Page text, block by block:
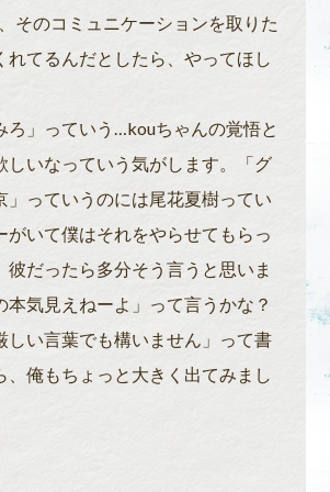
そのコミュニケーションを取りた
れてるんだとしたら、やってほし
ろ」っていう…kouちゃんの覚悟と
しいなっていう気がします。「グ
」っていうのには尾花夏樹ってい
がいて僕はそれをやらせてもらっ
彼だったら多分そう言うと思いま
本気見えねーよ」って言うかな？
しい言葉でも構いません」って書
、俺もちょっと大きく出てみまし